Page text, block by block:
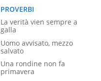
PROVERBI
La verità vien sempre a
galla
Uomo avvisato, mezzo
salvato
Una rondine non fa
primavera